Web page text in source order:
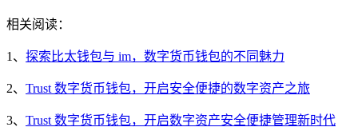
相关阅读：
1、 探索比太钱包与 im，数字货币钱包的不同魅力
2、 Trust 数字货币钱包，开启安全便捷的数字资产之旅
3、 Trust 数字货币钱包，开启数字资产安全便捷管理新时代